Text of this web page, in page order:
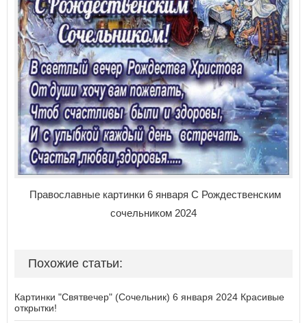
Православные картинки 6 января С Рождественским
сочельником 2024
Похожие статьи:
Картинки "Святвечер" (Сочельник) 6 января 2024 Красивые
открытки!